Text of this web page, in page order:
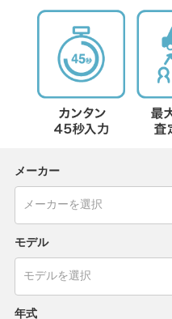
メーカー
モデル
年式